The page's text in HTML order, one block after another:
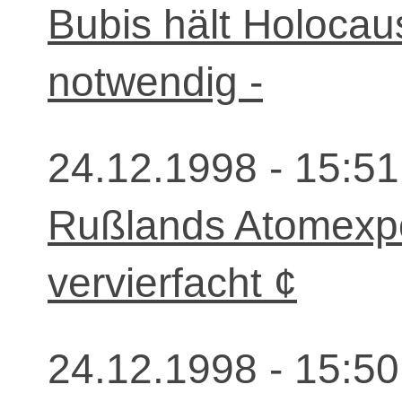
Bubis hält
notwendig -
24.12.1998 -
Rußlands
vervierfacht ¢
24.12.1998 -